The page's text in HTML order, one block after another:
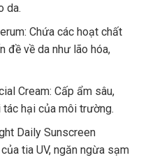
da.
Chứa các hoạt chất
đề về da như lão hóa,
Cream: Cấp ẩm sâu,
hại của môi trường.
Daily Sunscreen
tia UV, ngăn ngừa sạm